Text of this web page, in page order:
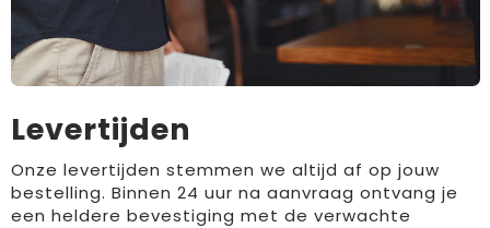
Levertijden
Onze levertijden stemmen we altijd af op jouw
bestelling. Binnen 24 uur na aanvraag ontvang je
een heldere bevestiging met de verwachte